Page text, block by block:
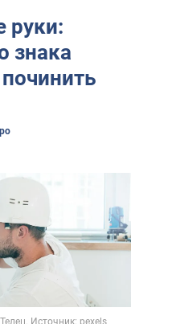
руки:
знака
Источник: pexels